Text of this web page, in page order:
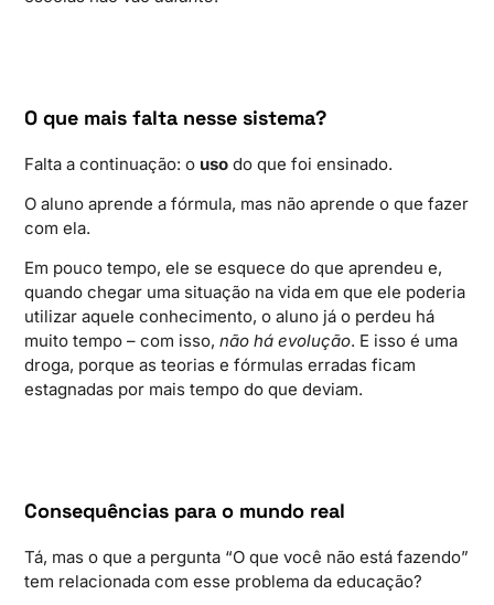
O que mais falta nesse sistema?
Falta a continuação: o uso do que foi ensinado.
O aluno aprende a fórmula, mas não aprende o que fazer
com ela.
Em pouco tempo, ele se esquece do que aprendeu e,
quando chegar uma situação na vida em que ele poderia
utilizar aquele conhecimento, o aluno já o perdeu há
muito tempo – com isso,não há evolução. E isso é uma
droga, porque as teorias e fórmulas erradas ficam
estagnadas por mais tempo do que deviam.
Consequências para o mundo real
Tá, mas o que a pergunta “O que você não está fazendo”
tem relacionada com esse problema da educação?